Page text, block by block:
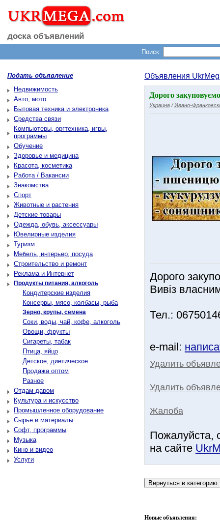
доска объявлений
Поиск:
Подать объявление
Недвижимость
Авто, мото
Бытовая техника и электроника
Средства связи
Компьютеры, оргтехника, игры,
программы
Обучение
Здоровье и медицина
Красота, косметика
Работа / Вакансии
Знакомства
Спорт
Животные и растения
Детские товары
Одежда, обувь, аксессуары
Ювелирные изделия
Туризм
Мебель, интерьер, посуда
Строительство и ремонт
Реклама и Интернет
Продукты питания, алкоголь
Кондитерские изделия
Консервы, мясо, колбасы, рыба
Зерно, крупы, семена
Соки, воды, чай, кофе, алкоголь
Овощи, фрукты
Сигареты, табак
Птица, яйцо
Детское, диетическое
Продажа оптом
Разное
Отдам даром
Культура и искусство
Промышленное оборудование
Сырье и материалы
Софт, программы
Музыка
Кино и видео
Услуги
Объявления
Дорого
Украина /Ивано-
Дорого
Вивіз
Тел.:
e-mail:
Удалить
Удалить
Жалоба
Пожалуйста,
на сайте
Новые объявления: